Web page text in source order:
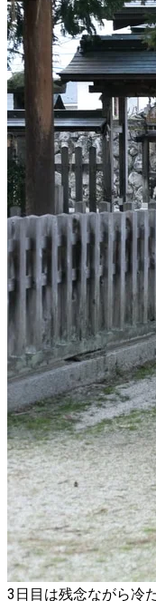
3日目は残念ながら冷